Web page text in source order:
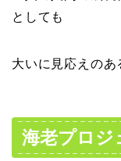
としても
大いに見応えのあ
海老プロジ